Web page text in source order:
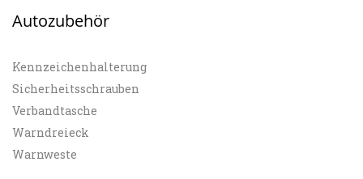
Autozubehör
Kennzeichenhalterung
Sicherheitsschrauben
Verbandtasche
Warndreieck
Warnweste